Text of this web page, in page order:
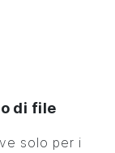
di file
solo per i